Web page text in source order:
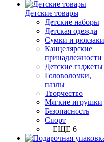
Детские товары
Детские наборы
Детская одежда
Сумки и рюкзаки
Канцелярские
принадлежности
Детские гаджеты
Головоломки,
пазлы
Творчество
Мягкие игрушки
Безопасность
Спорт
+ ЕЩЕ 6